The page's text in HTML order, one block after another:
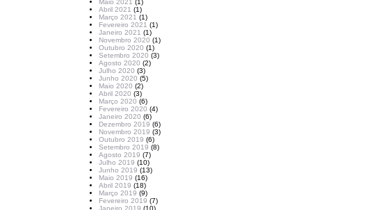
Maio 2021 (1)
Abril 2021 (1)
Março 2021 (1)
Fevereiro 2021 (1)
Janeiro 2021 (1)
Novembro 2020 (1)
Outubro 2020 (1)
Setembro 2020 (3)
Agosto 2020 (2)
Julho 2020 (3)
Junho 2020 (5)
Maio 2020 (2)
Abril 2020 (3)
Março 2020 (6)
Fevereiro 2020 (4)
Janeiro 2020 (6)
Dezembro 2019 (6)
Novembro 2019 (3)
Outubro 2019 (6)
Setembro 2019 (8)
Agosto 2019 (7)
Julho 2019 (10)
Junho 2019 (13)
Maio 2019 (16)
Abril 2019 (18)
Março 2019 (9)
Fevereiro 2019 (7)
Janeiro 2019 (10)